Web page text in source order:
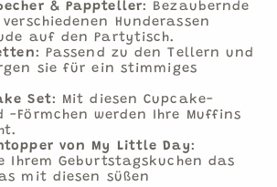
& Pappteller: Bezaubernde
Hunderassen
auf den Partytisch.
: Passend zu den Tellern und
sie für ein stimmiges
Set: Mit diesen Cupcake-
-Förmchen werden Ihre Muffins
von My Little Day:
Ihrem Geburtstagskuchen das
mit diesen süßen